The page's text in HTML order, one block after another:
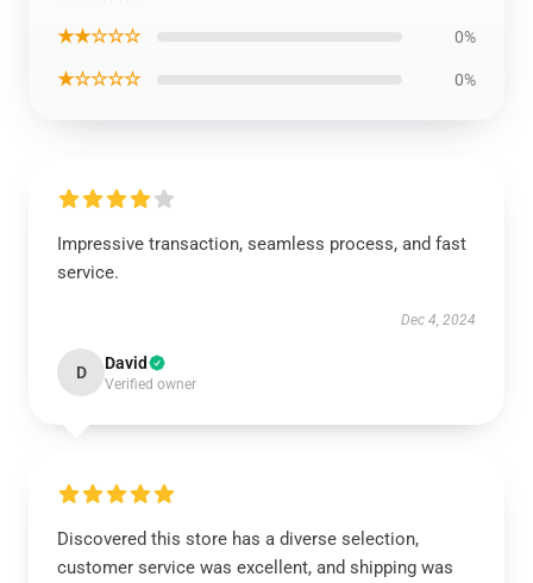
★★☆☆☆ 0%
★☆☆☆☆ 0%
Impressive transaction, seamless process, and fast
service.
Dec 4, 2024
D David
Verified owner
Discovered this store has a diverse selection,
customer service was excellent, and shipping was